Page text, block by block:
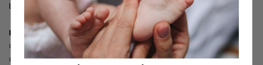
bevarer deres flotte udseende i lang tid.
Fordele ved vores skocreme:
Genopfrisker farven og dækker små ridser
Giver næring til læderet, så det forbliver smidigt